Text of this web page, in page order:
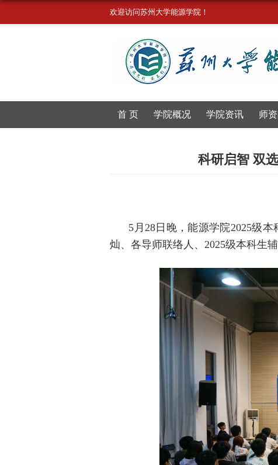
欢迎访问苏州大学能源学院！
首 页 学院概况 学院资讯 师
科研启智 双
5月28日晚，能源学院2025级本
灿、各导师联络人、2025级本科生